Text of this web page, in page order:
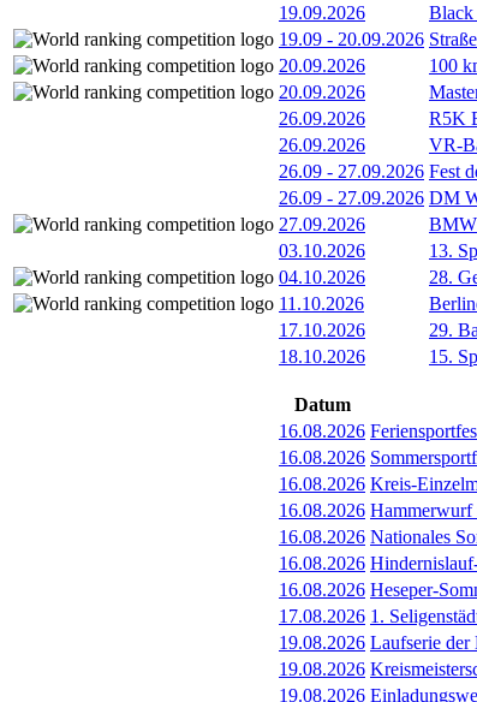
19.09.2026
Black
19.09 - 20.09.2026
20.09.2026
100
20.09.2026
26.09.2026
R5K
26.09.2026
VR-
26.09 - 27.09.2026 Fest
26.09 - 27.09.2026 DM
27.09.2026
03.10.2026
13.
04.10.2026
28.
11.10.2026
17.10.2026
29.
18.10.2026
15.
Datum
16.08.2026
16.08.2026
16.08.2026 Kreis-
16.08.2026 Hammerwurf
16.08.2026 Nationales
16.08.2026
16.08.2026 Heseper-
17.08.2026 1.
19.08.2026 Laufserie der
19.08.2026
19.08.2026